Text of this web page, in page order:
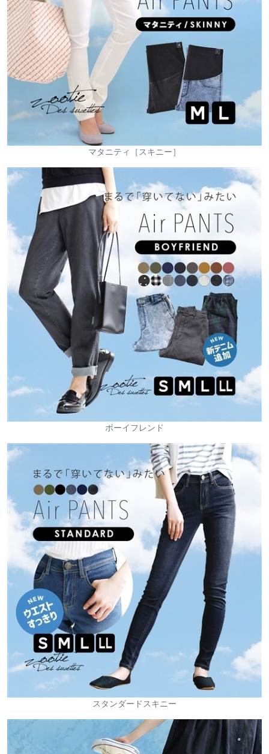
マタニティ［スキニー］
ボーイフレンド
スタンダードスキニー